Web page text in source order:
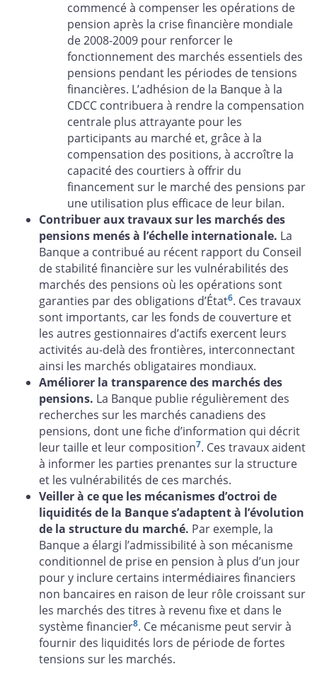
commencé à compenser les opérations de
pension après la crise financière mondiale
de 2008‑2009 pour renforcer le
fonctionnement des marchés essentiels des
pensions pendant les périodes de tensions
financières. L’adhésion de la Banque à la
CDCC contribuera à rendre la compensation
centrale plus attrayante pour les
participants au marché et, grâce à la
compensation des positions, à accroître la
capacité des courtiers à offrir du
financement sur le marché des pensions par
une utilisation plus efficace de leur bilan.
Contribuer aux travaux sur les marchés des
pensions menés à l’échelle internationale. La
Banque a contribué au récent rapport du Conseil
de stabilité financière sur les vulnérabilités des
marchés des pensions où les opérations sont
garanties par des obligations d’État6. Ces travaux
sont importants, car les fonds de couverture et
les autres gestionnaires d’actifs exercent leurs
activités au‑delà des frontières, interconnectant
ainsi les marchés obligataires mondiaux.
Améliorer la transparence des marchés des
pensions. La Banque publie régulièrement des
recherches sur les marchés canadiens des
pensions, dont une fiche d’information qui décrit
leur taille et leur composition7. Ces travaux aident
à informer les parties prenantes sur la structure
et les vulnérabilités de ces marchés.
Veiller à ce que les mécanismes d’octroi de
liquidités de la Banque s’adaptent à l’évolution
de la structure du marché. Par exemple, la
Banque a élargi l’admissibilité à son mécanisme
conditionnel de prise en pension à plus d’un jour
pour y inclure certains intermédiaires financiers
non bancaires en raison de leur rôle croissant sur
les marchés des titres à revenu fixe et dans le
système financier8. Ce mécanisme peut servir à
fournir des liquidités lors de période de fortes
tensions sur les marchés.